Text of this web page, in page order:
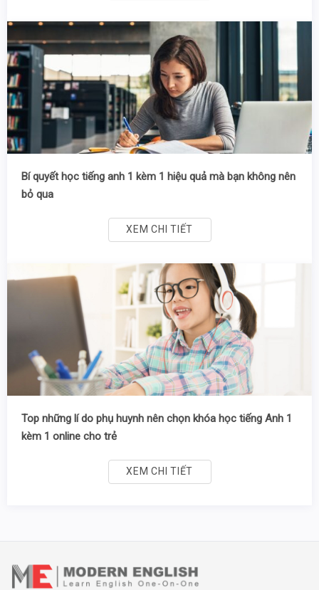
Bí quyết học tiếng anh 1 kèm 1 hiệu quả mà bạn không nên
bỏ qua
XEM CHI TIẾT
Top những lí do phụ huynh nên chọn khóa học tiếng Anh 1
kèm 1 online cho trẻ
XEM CHI TIẾT